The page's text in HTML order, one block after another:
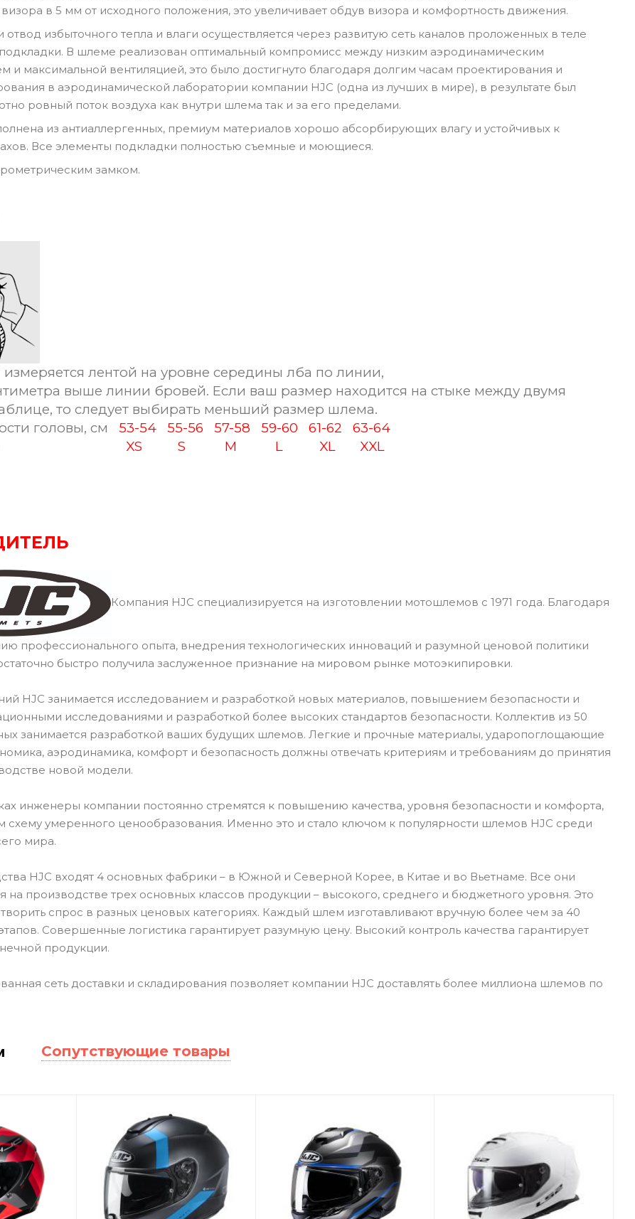
в 5 мм от исходного положения, это увеличивает обдув визора и комфортность движения.
избыточного тепла и влаги осуществляется через развитую сеть каналов проложенных в теле
подкладки. В шлеме реализован оптимальный компромисс между низким аэродинамическим
и максимальной вентиляцией, это было достигнуто благодаря долгим часам проектирования и
в аэродинамической лаборатории компании HJC (одна из лучших в мире), в результате был
ровный поток воздуха как внутри шлема так и за его пределами.
из антиаллергенных, премиум материалов хорошо абсорбирующих влагу и устойчивых к
Все элементы подкладки полностью съемные и моющиеся.
замком.
лентой на уровне середины лба по линии,
выше линии бровей. Если ваш размер находится на стыке между двумя
то следует выбирать меньший размер шлема.
головы, см
53-54 55-56 57-58 59-60 61-62 63-64
XS S M L XL XXL
Компания HJC специализируется на изготовлении мотошлемов с 1971 года. Благодаря
профессионального опыта, внедрения технологических инноваций и разумной ценовой политики
быстро получила заслуженное признание на мировом рынке мотоэкипировки.
HJC занимается исследованием и разработкой новых материалов, повышением безопасности и
исследованиями и разработкой более высоких стандартов безопасности. Коллектив из 50
занимается разработкой ваших будущих шлемов. Легкие и прочные материалы, ударопоглощающие
аэродинамика, комфорт и безопасность должны отвечать критериям и требованиям до принятия
новой модели.
инженеры компании постоянно стремятся к повышению качества, уровня безопасности и комфорта,
схему умеренного ценообразования. Именно это и стало ключом к популярности шлемов HJC среди
мира.
HJC входят 4 основных фабрики – в Южной и Северной Корее, в Китае и во Вьетнаме. Все они
на производстве трех основных классов продукции – высокого, среднего и бюджетного уровня. Это
спрос в разных ценовых категориях. Каждый шлем изготавливают вручную более чем за 40
Совершенные логистика гарантирует разумную цену. Высокий контроль качества гарантирует
продукции.
сеть доставки и складирования позволяет компании HJC доставлять более миллиона шлемов по
Сопутствующие товары